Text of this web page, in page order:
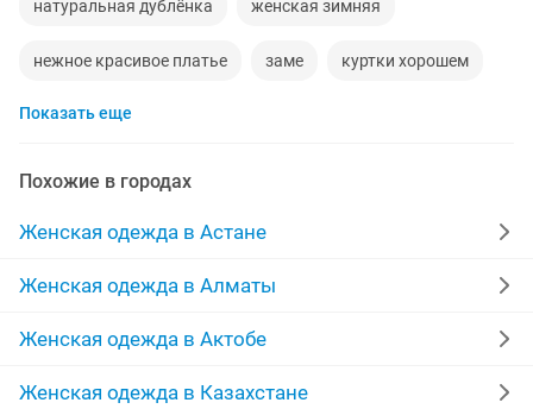
натуральная дублёнка женская зимняя
нежное красивое платье заме куртки хорошем
платье длиное
пальто 46 размер куртка 42 размер
кофта для пальто 44 46 размер
германия т 150 одежды хорошем
новые товары срочно дешево
Показать еще
Похожие в городах
Женская одежда в Астане
Женская одежда в Алматы
Женская одежда в Актобе
Женская одежда в Казахстане